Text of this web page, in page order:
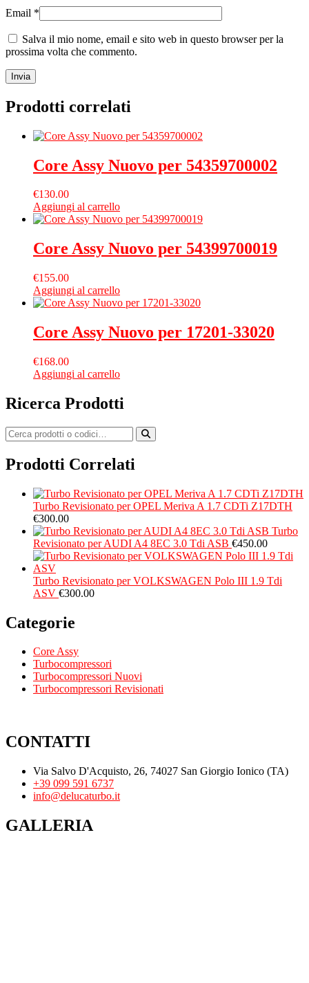
Email *
Salva il mio nome, email e sito web in questo browser per la
prossima volta che commento.
Prodotti correlati
Core Assy Nuovo per 54359700002
€130.00
Aggiungi al carrello
Core Assy Nuovo per 54399700019
€155.00
Aggiungi al carrello
Core Assy Nuovo per 17201-33020
€168.00
Aggiungi al carrello
Ricerca Prodotti
Prodotti Correlati
Turbo Revisionato per OPEL Meriva A 1.7 CDTi Z17DTH
€300.00
Turbo
Revisionato per AUDI A4 8EC 3.0 Tdi ASB €450.00
Turbo Revisionato per VOLKSWAGEN Polo III 1.9 Tdi
ASV €300.00
Categorie
Core Assy
Turbocompressori
Turbocompressori Nuovi
Turbocompressori Revisionati
CONTATTI
Via Salvo D'Acquisto, 26, 74027 San Giorgio Ionico (TA)
+39 099 591 6737
info@delucaturbo.it
GALLERIA